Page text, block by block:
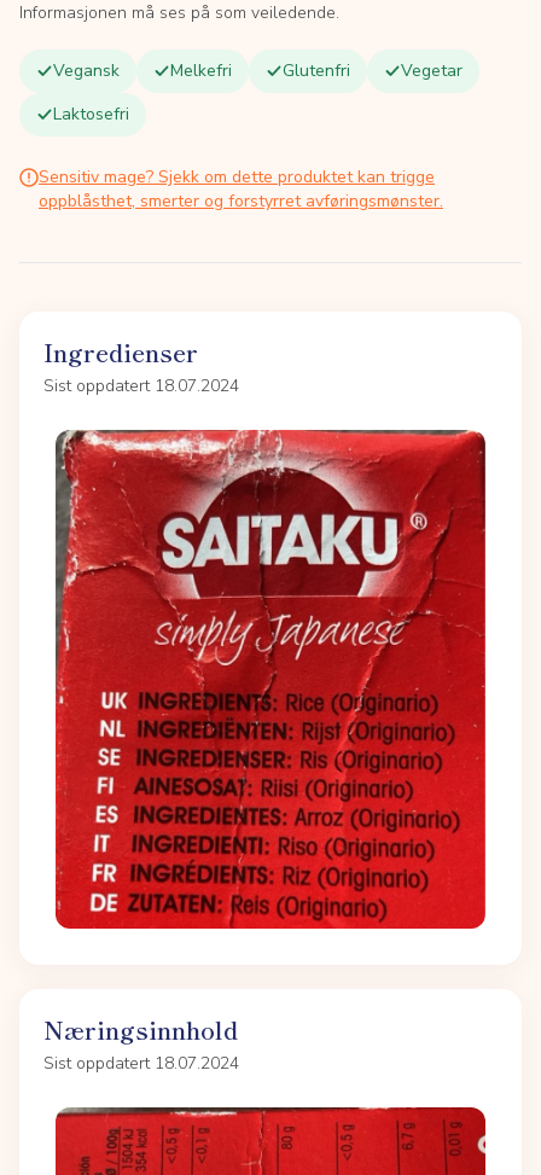
Informasjonen må ses på som veiledende.
Vegansk Melkefri Glutenfri
Vegetar
Laktosefri
Sensitiv mage? Sjekk om dette produktet kan trigge
oppblåsthet, smerter og forstyrret avføringsmønster.
Ingredienser
Sist oppdatert 18.07.2024
Næringsinnhold
Sist oppdatert 18.07.2024